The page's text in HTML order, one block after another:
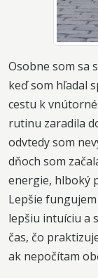
Osobne som sa
keď som hľadal
cestu k
rutinu zaradila
odvtedy som
dňoch som
energie, hlboký
Lepšie
lepšiu intuíciu a
čas, čo
ak nepočítam